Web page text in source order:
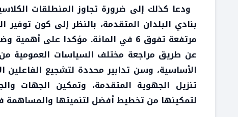
ودعا كذلك إلى ضرورة تجاوز المنطلقات
بنادي البلدان المتقدمة، بالنظر إلى كون
مرتفعة تفوق 6 في المائة. مؤكدا على
عن طريق مراجعة مختلف السياسات العمومية من
الأساسية، وسن تدابير محددة لتشجيع الفاعلين
تنزيل الجهوية المتقدمة، وتمكين الجهات
لتمكينها من تخطيط أفضل لتنميتها والمساهمة